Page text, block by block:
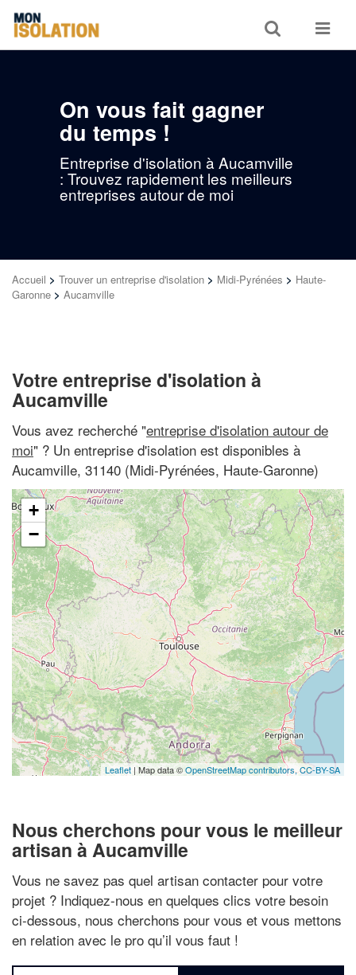
Toggle
search
Toggle
On vous fait gagner
du temps !
Entreprise d'isolation à Aucamville
: Trouvez rapidement les meilleurs
entreprises autour de moi
Accueil > Trouver un entreprise d'isolation > Midi-Pyrénées > Haute-
Garonne > Aucamville
Votre entreprise d'isolation à
Aucamville
Vous avez recherché "entreprise d'isolation autour de
moi" ? Un entreprise d'isolation est disponibles à
Aucamville, 31140 (Midi-Pyrénées, Haute-Garonne)
+
−
Leaflet | Map data ©OpenStreetMap contributors,CC-BY-SA
Nous cherchons pour vous le meilleur
artisan à Aucamville
Vous ne savez pas quel artisan contacter pour votre
projet ? Indiquez-nous en quelques clics votre besoin
ci-dessous, nous cherchons pour vous et vous mettons
en relation avec le pro qu’il vous faut !